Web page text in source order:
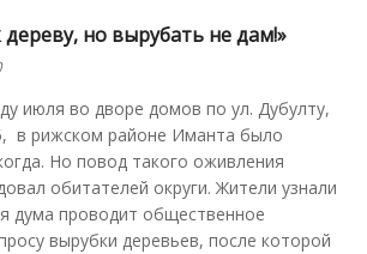
дереву, но вырубать не дам!»
июля во дворе домов по ул. Дубулту,
в рижском районе Иманта было
Но повод такого оживления
обитателей округи. Жители узнали
дума проводит общественное
вырубки деревьев, после которой